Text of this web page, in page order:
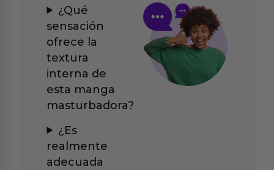
¿Qué
sensación
ofrece la
textura
interna de
esta manga
masturbadora?
¿Es
realmente
adecuada